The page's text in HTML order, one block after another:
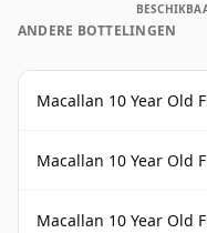
ANDERE BOTTELINGEN
Macallan 10 Year Old
Macallan 10 Year Old
Macallan 10 Year Old